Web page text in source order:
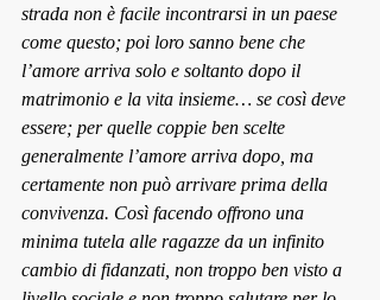
strada non è facile incontrarsi in un paese
come questo; poi loro sanno bene che
l’amore arriva solo e soltanto dopo il
matrimonio e la vita insieme… se così deve
essere; per quelle coppie ben scelte
generalmente l’amore arriva dopo, ma
certamente non può arrivare prima della
convivenza. Così facendo offrono una
minima tutela alle ragazze da un infinito
cambio di fidanzati, non troppo ben visto a